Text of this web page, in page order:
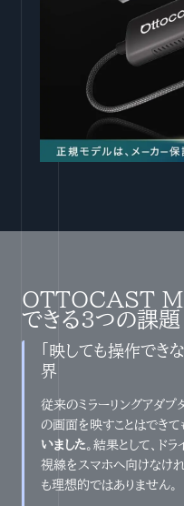
OTTOCAST
できる3つの課題
「映しても操作でき
界
従来のミラーリングアダ
の画面を映すことはできて
いました。結果として、ド
視線をスマホへ向けなけ
も理想的ではありません。